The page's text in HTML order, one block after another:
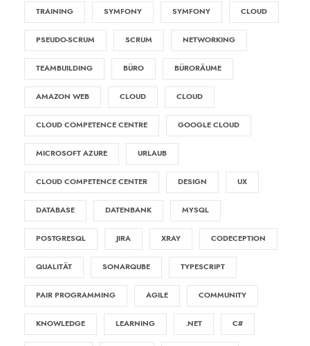
TRAINING SYMFONY SYMFONY CLOUD
PSEUDO-SCRUM SCRUM NETWORKING
TEAMBUILDING BÜRO BÜRORÄUME
AMAZON WEB CLOUD CLOUD
CLOUD COMPETENCE CENTRE GOOGLE CLOUD
MICROSOFT AZURE URLAUB
CLOUD COMPETENCE CENTER DESIGN UX
DATABASE DATENBANK MYSQL
POSTGRESQL JIRA XRAY CODECEPTION
QUALITÄT SONARQUBE TYPESCRIPT
PAIR PROGRAMMING AGILE COMMUNITY
KNOWLEDGE LEARNING .NET C#